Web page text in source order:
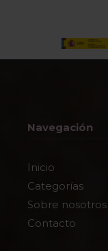
Navegación
Inicio
Categorías
Sobre nosotros
Contacto